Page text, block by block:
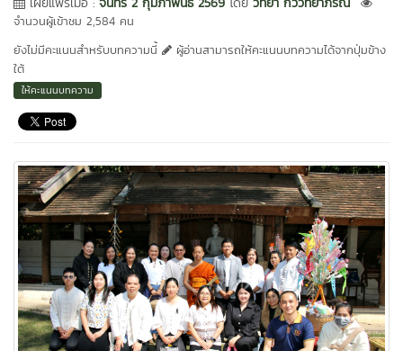
จำนวนผู้เข้าชม 2,584 คน
ยังไม่มีคะแนนสำหรับบทความนี้
ผู้อ่านสามารถให้คะแนนบทความได้จากปุ่มข้าง
ใต้
ให้คะแนนบทความ